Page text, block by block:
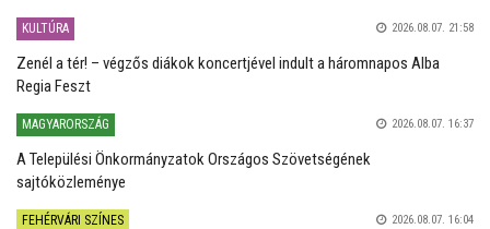
KULTÚRA 2026.08.07. 21:58
Zenél a tér! – végzős diákok koncertjével indult a háromnapos Alba
Regia Feszt
MAGYARORSZÁG 2026.08.07. 16:37
A Települési Önkormányzatok Országos Szövetségének
sajtóközleménye
FEHÉRVÁRI SZÍNES 2026.08.07. 16:04